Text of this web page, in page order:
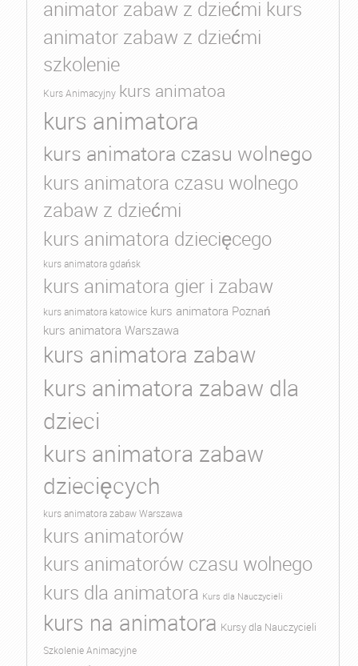
animator zabaw z dziećmi kurs
animator zabaw z dziećmi
szkolenie
Kurs Animacyjny kurs animatoa
kurs animatora
kurs animatora czasu wolnego
kurs animatora czasu wolnego
zabaw z dziećmi
kurs animatora dziecięcego
kurs animatora gdańsk
kurs animatora gier i zabaw
kurs animatora katowice kurs animatora Poznań
kurs animatora Warszawa
kurs animatora zabaw
kurs animatora zabaw dla
dzieci
kurs animatora zabaw
dziecięcych
kurs animatora zabaw Warszawa
kurs animatorów
kurs animatorów czasu wolnego
kurs dla animatora Kurs dla Nauczycieli
kurs na animatora Kursy dla Nauczycieli
Szkolenie Animacyjne